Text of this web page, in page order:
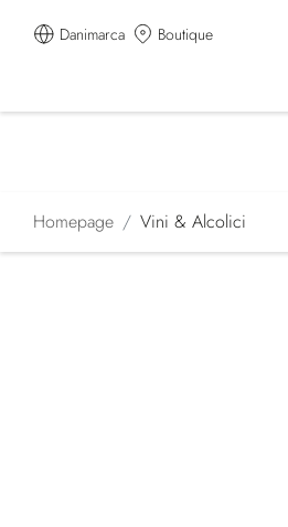
Danimarca Boutique
Homepage Vini & Alcolici